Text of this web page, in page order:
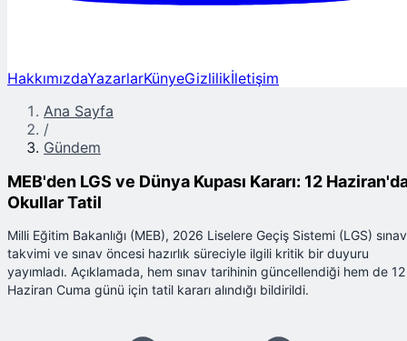
HakkımızdaYazarlarKünyeGizlilikİletişim
Ana Sayfa
/
Gündem
MEB'den LGS ve Dünya Kupası Kararı: 12
Okullar Tatil
Milli Eğitim Bakanlığı (MEB), 2026 Liselere Geçiş Sistemi (LGS) sınav
takvimi ve sınav öncesi hazırlık süreciyle ilgili kritik bir duyuru
yayımladı. Açıklamada, hem sınav tarihinin güncellendiği hem de 12
Haziran Cuma günü için tatil kararı alındığı bildirildi.